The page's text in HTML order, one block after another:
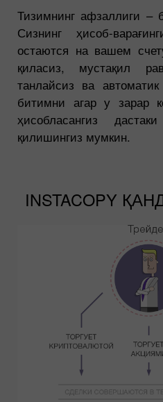
Тизимнинг афзаллиги –
Сизнинг ҳисоб-
остаются на вашем
қиласиз, мустақил
танлайсиз ва
битимни агар у зарар
ҳисобласангиз
қилишингиз мумкин.
INSTACOPY